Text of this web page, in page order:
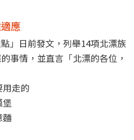
應
」日前發文，列舉14項北漂族
事情，並直言「北漂的各位，
用走的
堡
麵